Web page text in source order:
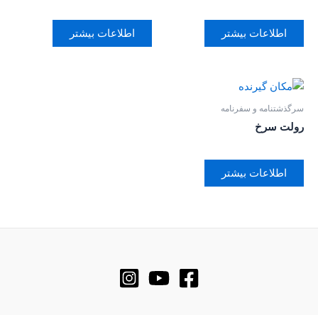
اطلاعات بیشتر اطلاعات بیشتر
سرگذشتنامه و سفرنامه
رولت سرخ
اطلاعات بیشتر